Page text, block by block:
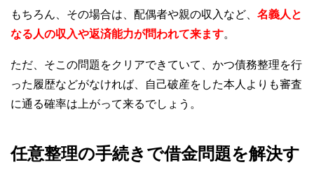
もちろん、その場合は、配偶者や親の収入など、 名義人と
なる人の収入や返済能力が問われて来ます。
ただ、そこの問題をクリアできていて、かつ債務整理を行
った履歴などがなければ、自己破産をした本人よりも審査
に通る確率は上がって来るでしょう。
任意整理の手続きで借金問題を解決す